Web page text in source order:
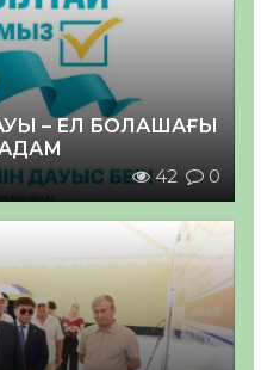
– ЕЛ БОЛАШАҒЫ
42 0